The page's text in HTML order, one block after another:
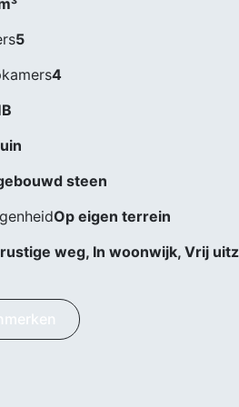
5
4
B
steen
Op eigen terrein
weg, In woonwijk, Vrij